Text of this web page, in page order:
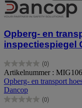
Opberg- en
inspectiespiegel
(0)
0.0
van
de
5
sterren.
Artikelnummer :
Opberg- en transport
Dancop
(0)
0.0